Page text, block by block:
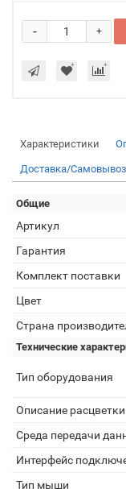
+
-
Характеристики
Доставка/Самовывоз
Общие
Артикул
Гарантия
Комплект поставки
Цвет
Страна
Технические
Тип оборудования
Описание расцветки
Среда передачи
Интерфейс
Тип мыши